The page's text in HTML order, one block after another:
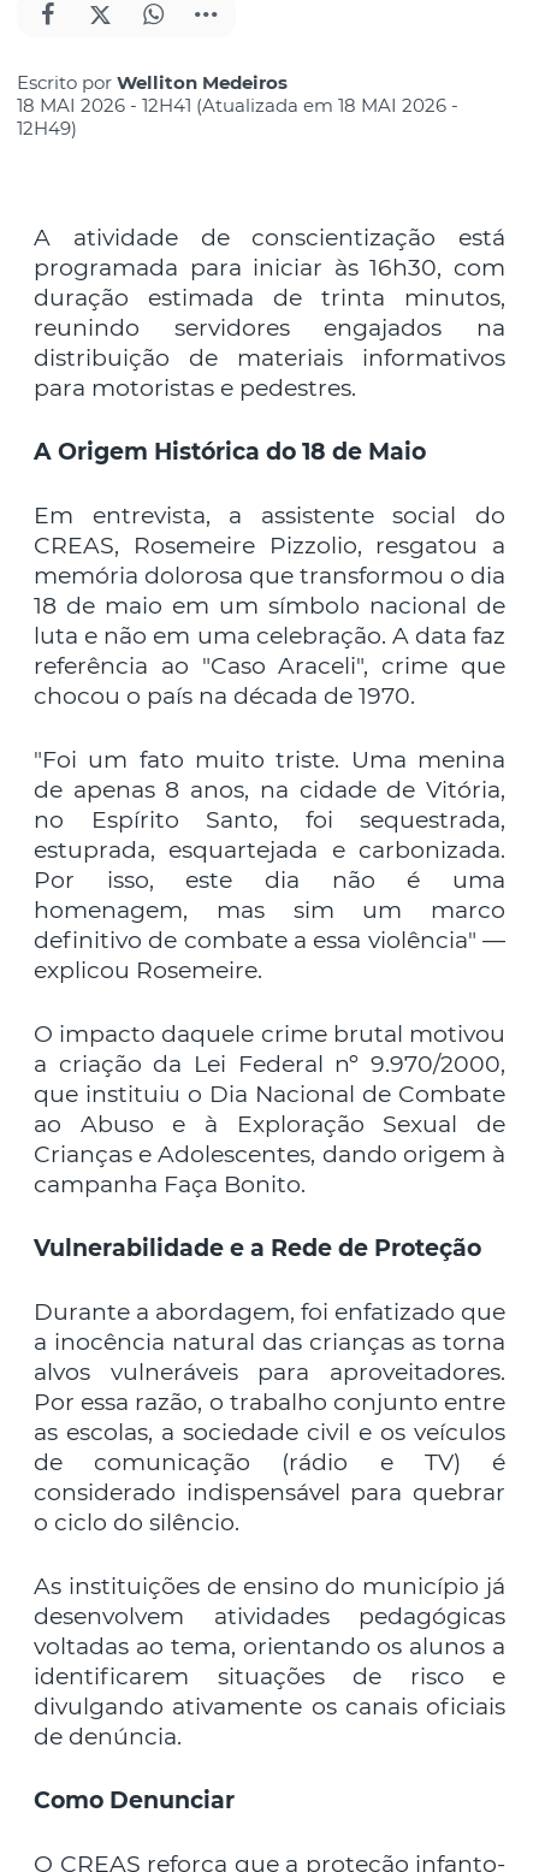
Escrito por Welliton Medeiros
18 MAI 2026 - 12H41 (Atualizada em 18 MAI 2026 -
12H49)
A atividade de conscientização está
programada para iniciar às 16h30, com
duração estimada de trinta minutos,
reunindo servidores engajados na
distribuição de materiais informativos
para motoristas e pedestres.
A Origem Histórica do 18 de Maio
Em entrevista, a assistente social do
CREAS, Rosemeire Pizzolio, resgatou a
memória dolorosa que transformou o dia
18 de maio em um símbolo nacional de
luta e não em uma celebração. A data faz
referência ao "Caso Araceli", crime que
chocou o país na década de 1970.
"Foi um fato muito triste. Uma menina
de apenas 8 anos, na cidade de Vitória,
no Espírito Santo, foi sequestrada,
estuprada, esquartejada e carbonizada.
Por isso, este dia não é uma
homenagem, mas sim um marco
definitivo de combate a essa violência" —
explicou Rosemeire.
O impacto daquele crime brutal motivou
a criação da Lei Federal nº 9.970/2000,
que instituiu o Dia Nacional de Combate
ao Abuso e à Exploração Sexual de
Crianças e Adolescentes, dando origem à
campanha Faça Bonito.
Vulnerabilidade e a Rede de Proteção
Durante a abordagem, foi enfatizado que
a inocência natural das crianças as torna
alvos vulneráveis para aproveitadores.
Por essa razão, o trabalho conjunto entre
as escolas, a sociedade civil e os veículos
de comunicação (rádio e TV) é
considerado indispensável para quebrar
o ciclo do silêncio.
As instituições de ensino do município já
desenvolvem atividades pedagógicas
voltadas ao tema, orientando os alunos a
identificarem situações de risco e
divulgando ativamente os canais oficiais
de denúncia.
Como Denunciar
O CREAS reforça que a proteção infanto-